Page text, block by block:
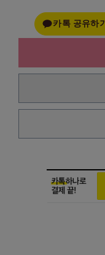
카톡 공유하기